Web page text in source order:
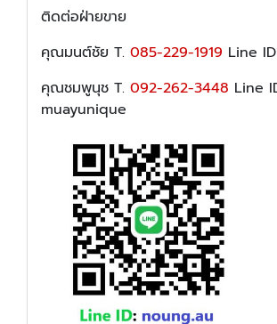
ติดต่อฝ่ายขาย
คุณมนต์ชัย T. 085-229-1919 Line
คุณชมพูนุช T. 092-262-3448 Line
muayunique